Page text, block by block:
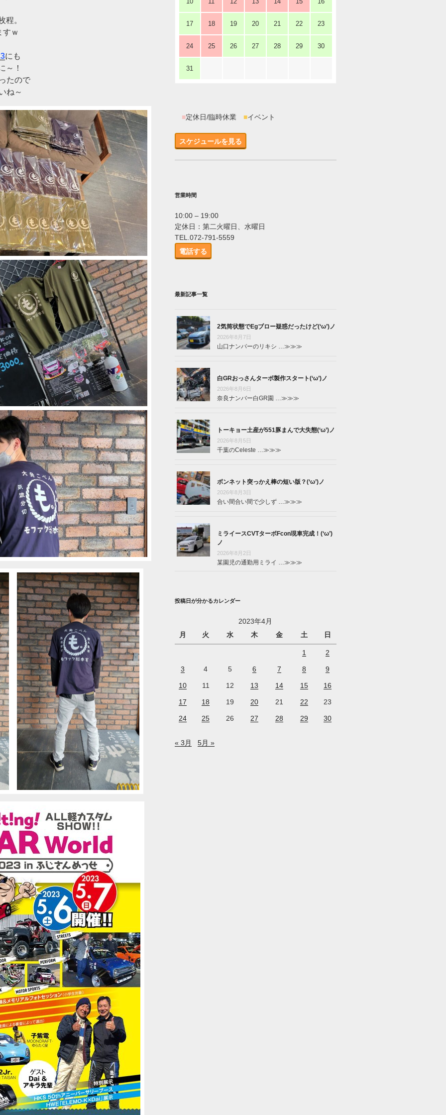
程。
すｗ
にも
～！
たので
ね～
17 18 19 20 21 22 23
24 25 26 27 28 29 30
31
■定休日/臨時休業 ■イベント
スケジュールを見る
営業時間
10:00 – 19:00
定休日：第二火曜日、水曜日
TEL.072-791-5559
電話する
最新記事一覧
2気筒状態でEgブロー疑惑だったけど(‘ω’)ノ
2026年8月7日
山口ナンバーのリキシ …≫≫≫
白GRおっさんターボ製作スタート(‘ω’)ノ
2026年8月6日
奈良ナンバー白GR園 …≫≫≫
トーキョー土産が551豚まんで大失態(‘ω’)ノ
2026年8月5日
千葉のCeleste …≫≫≫
ボンネット突っかえ棒の短い版？(‘ω’)ノ
2026年8月3日
合い間合い間で少しず …≫≫≫
ミライースCVTターボFcon現車完成！(‘ω’)
ノ
2026年8月2日
某園児の通勤用ミライ …≫≫≫
投稿日が分かるカレンダー
2023年4月
月
火 水 木 金 土 日
1 2
3 4 5 6 7 8 9
10 11 12 13 14 15 16
17 18 19 20 21 22 23
24 25 26 27 28 29 30
« 3月 5月 »